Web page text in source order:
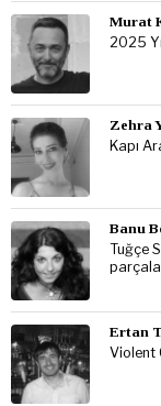
Murat
2025
Zehra
Kapı
Banu
Tuğçe
Ertan
Violent